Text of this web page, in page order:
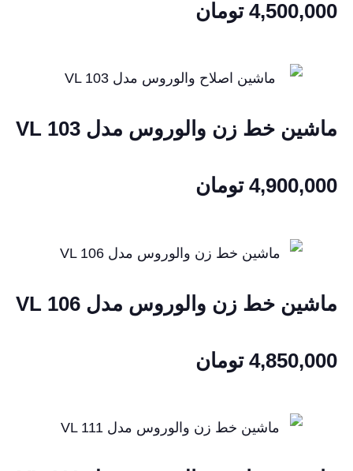
4,500,000 تومان
ماشین خط زن والوروس مدل VL 103
4,900,000 تومان
ماشین خط زن والوروس مدل VL 106
4,850,000 تومان